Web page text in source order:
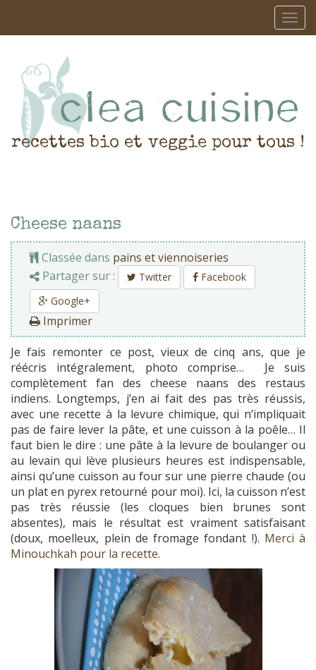
recettes bio et veggie pour tous !
Cheese naans
Classée dans pains et viennoiseries
Partager sur :
Twitter
Facebook
Google+
Imprimer
Je fais remonter ce post, vieux de cinq ans, que je
réécris intégralement, photo comprise… Je suis
complètement fan des cheese naans des restaus
indiens. Longtemps, j’en ai fait des pas très réussis,
avec une recette à la levure chimique, qui n’impliquait
pas de faire lever la pâte, et une cuisson à la poêle… Il
faut bien le dire : une pâte à la levure de boulanger ou
au levain qui lève plusieurs heures est indispensable,
ainsi qu’une cuisson au four sur une pierre chaude (ou
un plat en pyrex retourné pour moi). Ici, la cuisson n’est
pas très réussie (les cloques bien brunes sont
absentes), mais le résultat est vraiment satisfaisant
(doux, moelleux, plein de fromage fondant !). Merci à
Minouchkah pour la recette.